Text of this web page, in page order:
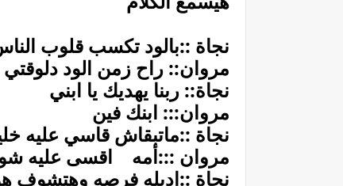
نجاة ::بالود تكسب قلوب
مروان:: راح زمن الود دلوقتي
نجاة:: ربنا يهديك يا ابني
مروان::: ابنك فين
نجاة ::ماتبقاش قاسي عليه
مروان :::أمه اقسى عليه
نجاة ::اديله فرصه وهتشوف